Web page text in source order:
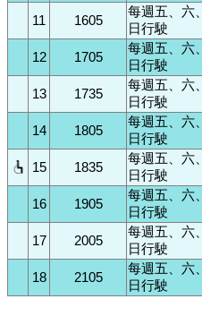
11
1605
每週五、六、
日行駛
12
1705
每週五、六、
日行駛
13
1735
每週五、六、
日行駛
14
1805
每週五、六、
日行駛
15
1835
每週五、六、
日行駛
16
1905
每週五、六、
日行駛
17
2005
每週五、六、
日行駛
18
2105
每週五、六、
日行駛